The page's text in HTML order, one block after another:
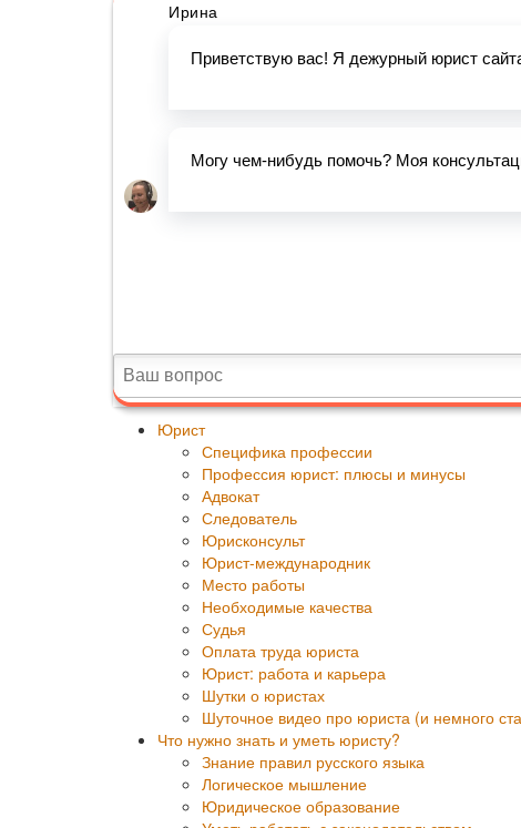
Юрист
Специфика профессии
Профессия юрист: плюсы и минусы
Адвокат
Следователь
Юрисконсульт
Юрист-международник
Место работы
Необходимые качества
Судья
Оплата труда юриста
Юрист: работа и карьера
Шутки о юристах
Шуточное видео про юриста (и немного
Что нужно знать и уметь юристу?
Знание правил русского языка
Логическое мышление
Юридическое образование